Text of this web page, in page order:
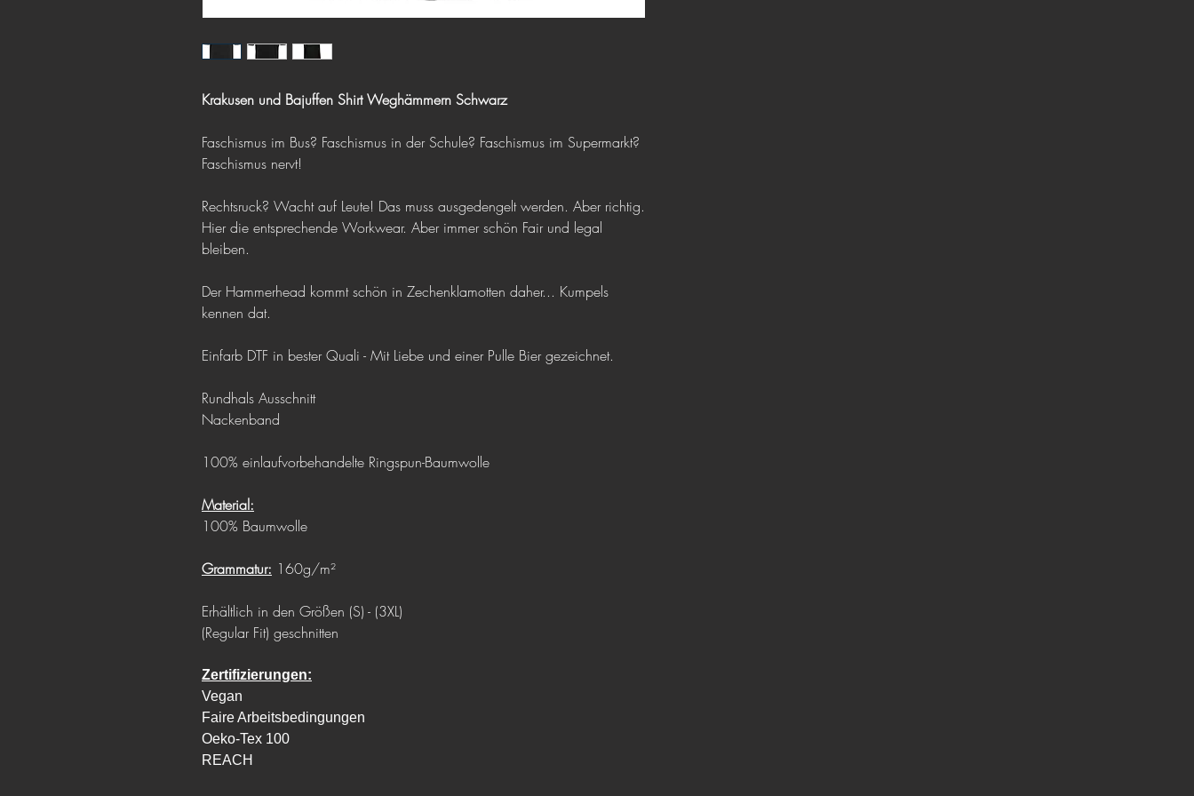
Krakusen und Bajuffen Shirt Weghämmern Schwarz
Faschismus im Bus? Faschismus in der Schule? Faschismus im Supermarkt?
Faschismus nervt!
Rechtsruck? Wacht auf Leute! Das muss ausgedengelt werden. Aber richtig.
Hier die entsprechende Workwear. Aber immer schön Fair und legal
bleiben.
Der Hammerhead kommt schön in Zechenklamotten daher... Kumpels
kennen dat.
Einfarb DTF in bester Quali - Mit Liebe und einer Pulle Bier gezeichnet.
Rundhals Ausschnitt
Nackenband
100% einlaufvorbehandelte Ringspun-Baumwolle
Material:
100% Baumwolle
Grammatur: 160g/m²
Erhältlich in den Größen (S) - (3XL)
(Regular Fit) geschnitten
Zertifizierungen:
Vegan
Faire Arbeitsbedingungen
Oeko-Tex 100
REACH